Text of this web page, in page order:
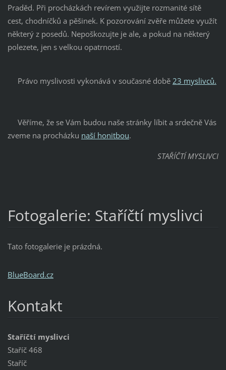
Praděd. Při procházkách revírem využijte rozmanité sítě
cest, chodníčků a pěšinek. K pozorování zvěře můžete využít
některý z posedů. Nepoškozujte je ale, a pokud na některý
polezete, jen s velkou opatrností.
Právo myslivosti vykonává v současné době 23 myslivců.
Věříme, že se Vám budou naše stránky líbit a srdečně Vás
zveme na procházku naší honitbou.
STAŘÍČTÍ MYSLIVCI
Fotogalerie: Staříčtí myslivci
Tato fotogalerie je prázdná.
BlueBoard.cz
Kontakt
Staříčtí myslivci
Staříč 468
Staříč